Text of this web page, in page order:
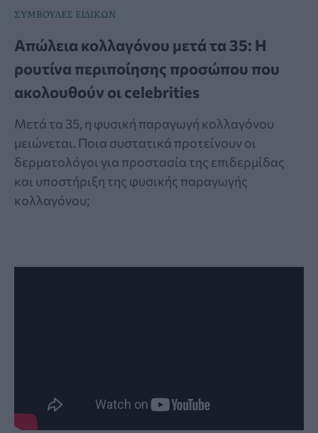
ΣΥΜΒΟΥΛΕΣ ΕΙΔΙΚΩΝ
Απώλεια κολλαγόνου μετά τα 35: Η
ρουτίνα περιποίησης προσώπου που
ακολουθούν οι celebrities
Μετά τα 35, η φυσική παραγωγή κολλαγόνου
μειώνεται. Ποια συστατικά προτείνουν οι
δερματολόγοι για προστασία της επιδερμίδας
και υποστήριξη της φυσικής παραγωγής
κολλαγόνου;